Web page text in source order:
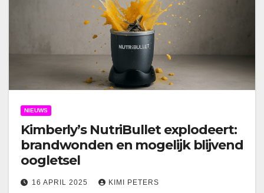
NIEUWS
Kimberly’s NutriBullet explodeert:
brandwonden en mogelijk blijvend
oogletsel
16 APRIL 2025 KIMI PETERS